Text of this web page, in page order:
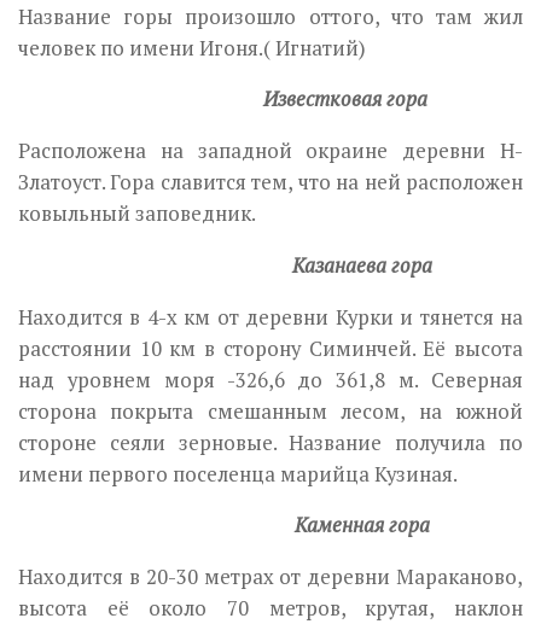
Название горы произошло оттого, что там жил
человек по имени Игоня.( Игнатий)
Известковая гора
Расположена на западной окраине деревни Н-
Златоуст. Гора славится тем, что на ней расположен
ковыльный заповедник.
Казанаева гора
Находится в 4-х км от деревни Курки и тянется на
расстоянии 10 км в сторону Симинчей. Её высота
над уровнем моря -326,6 до 361,8 м. Северная
сторона покрыта смешанным лесом, на южной
стороне сеяли зерновые. Название получила по
имени первого поселенца марийца Кузиная.
Каменная гора
Находится в 20-30 метрах от деревни Мараканово,
высота её около 70 метров, крутая, наклон